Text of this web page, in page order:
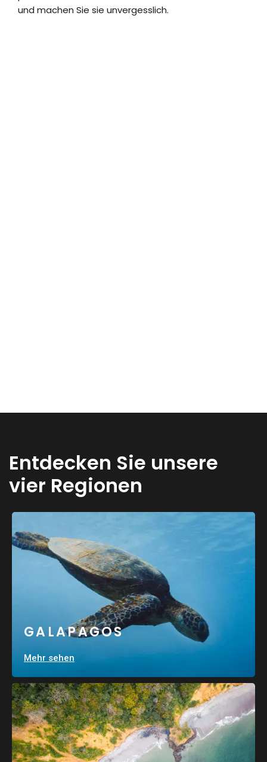
und machen Sie sie unvergesslich.
Entdecken Sie unsere
vier Regionen
GALAPAGOS
Mehr sehen